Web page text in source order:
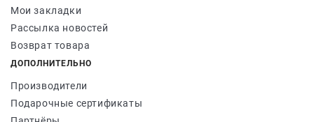
Мои закладки
Рассылка новостей
Возврат товара
ДОПОЛНИТЕЛЬНО
Производители
Подарочные сертификаты